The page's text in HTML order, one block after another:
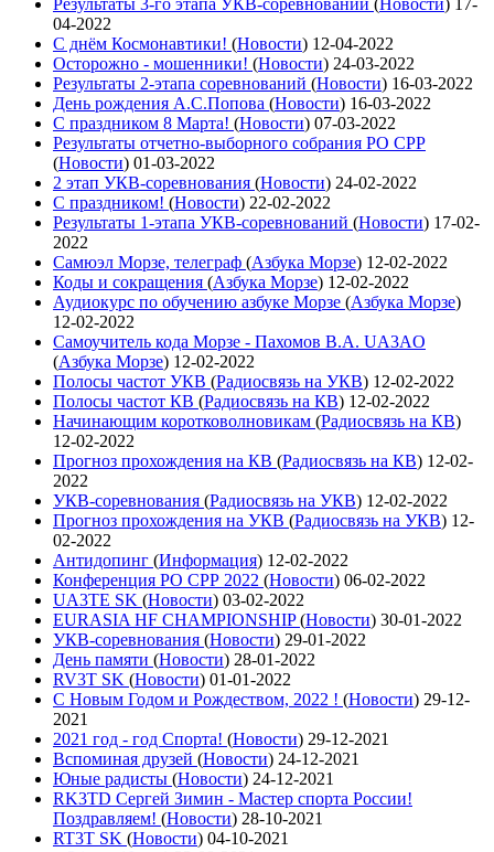
04-2022
С днём Космонавтики! (Новости) 12-04-2022
Осторожно - мошенники! (Новости) 24-03-2022
Результаты 2-этапа соревнований (Новости) 16-03-2022
День рождения А.С.Попова (Новости) 16-03-2022
С праздником 8 Марта! (Новости) 07-03-2022
Результаты отчетно-выборного собрания РО СРР
(Новости) 01-03-2022
2 этап УКВ-соревнования (Новости) 24-02-2022
С праздником! (Новости) 22-02-2022
Результаты 1-этапа УКВ-соревнований (Новости) 17-02-
2022
Самюэл Морзе, телеграф (Азбука Морзе) 12-02-2022
Коды и сокращения (Азбука Морзе) 12-02-2022
Аудиокурс по обучению азбуке Морзе (Азбука Морзе)
12-02-2022
Самоучитель кода Морзе - Пахомов В.А. UA3AO
(Азбука Морзе) 12-02-2022
Полосы частот УКВ (Радиосвязь на УКВ) 12-02-2022
Полосы частот КВ (Радиосвязь на КВ) 12-02-2022
Начинающим коротковолновикам (Радиосвязь на КВ)
12-02-2022
Прогноз прохождения на КВ (Радиосвязь на КВ) 12-02-
2022
УКВ-соревнования (Радиосвязь на УКВ) 12-02-2022
Прогноз прохождения на УКВ (Радиосвязь на УКВ) 12-
02-2022
Антидопинг (Информация) 12-02-2022
Конференция РО СРР 2022 (Новости) 06-02-2022
UA3TE SK (Новости) 03-02-2022
EURASIA HF CHAMPIONSHIP(Новости) 30-01-2022
УКВ-соревнования (Новости) 29-01-2022
День памяти (Новости) 28-01-2022
RV3T SK (Новости) 01-01-2022
С Новым Годом и Рождеством, 2022 ! (Новости) 29-12-
2021
2021 год - год Cпорта! (Новости) 29-12-2021
Вспоминая друзей (Новости) 24-12-2021
Юные радисты (Новости) 24-12-2021
RK3TD Сергей Зимин - Мастер спорта России!
Поздравляем! (Новости) 28-10-2021
RT3T SK (Новости) 04-10-2021